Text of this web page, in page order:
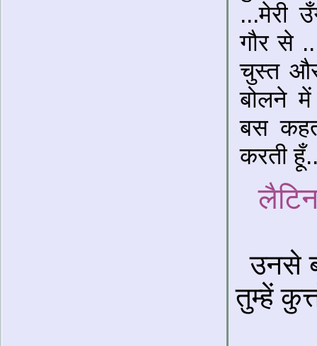
...मेरी
गौर से
चुस्त
बोलने
बस
करती
उनसे
तुम्हें